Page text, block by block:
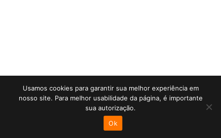
Usamos cookies para garantir sua melhor experiência em
nosso site. Para melhor usabilidade da página, é importante
sua autorização.
Ok